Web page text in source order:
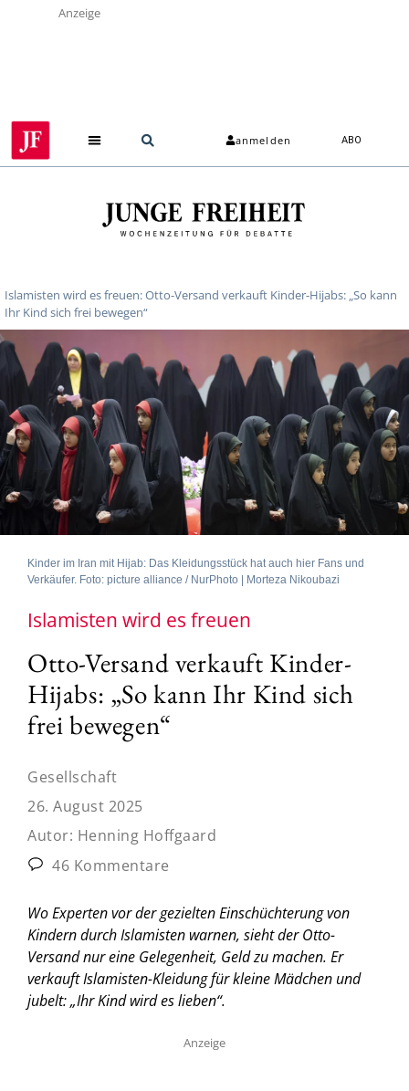
Anzeige
anmelden ABO
Islamisten wird es freuen: Otto-Versand verkauft Kinder-Hijabs: „So kann
Ihr Kind sich frei bewegen“
Kinder im Iran mit Hijab: Das Kleidungsstück hat auch hier Fans und
Verkäufer. Foto: picture alliance / NurPhoto | Morteza Nikoubazi
Islamisten wird es freuen
Otto-Versand verkauft Kinder-
Hijabs: „So kann Ihr Kind sich
frei bewegen“
Gesellschaft
26. August 2025
Autor: Henning Hoffgaard
46 Kommentare
Wo Experten vor der gezielten Einschüchterung von
Kindern durch Islamisten warnen, sieht der Otto-
Versand nur eine Gelegenheit, Geld zu machen. Er
verkauft Islamisten-Kleidung für kleine Mädchen und
jubelt: „Ihr Kind wird es lieben“.
Anzeige